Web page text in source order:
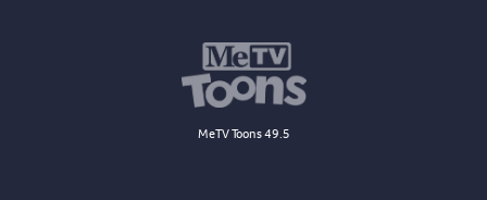
MeTV Toons 49.5